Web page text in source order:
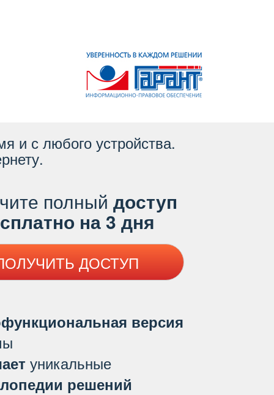
и с любого устройства.
полный доступ
на 3 дня
ДОСТУП
версия
уникальные
решений